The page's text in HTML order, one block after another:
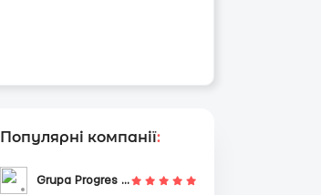
Популярні компанії:
Grupa Progres Sp. z o.o.